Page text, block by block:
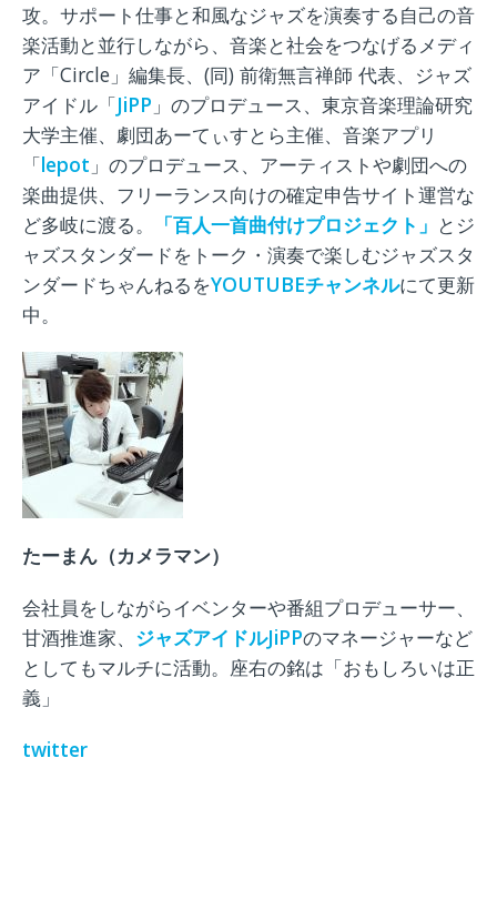
攻。サポート仕事と和風なジャズを演奏する自己の音
楽活動と並行しながら、音楽と社会をつなげるメディ
ア「Circle」編集長、(同) 前衛無言禅師 代表、ジャズ
アイドル「JiPP 」のプロデュース、東京音楽理論研究
大学主催、劇団あーてぃすとら主催、音楽アプリ
「lepot 」のプロデュース、アーティストや劇団への
楽曲提供、フリーランス向けの確定申告サイト運営な
ど多岐に渡る。
「百人一首曲付けプロジェクト 」 とジ
ャズスタンダードをトーク・演奏で楽しむジャズスタ
ンダードちゃんねるをYOUTUBEチャンネルにて更新
中。
たーまん（カメラマン）
会社員をしながらイベンターや番組プロデューサー、
甘酒推進家、 ジャズアイドルJiPPのマネージャーなど
としてもマルチに活動。座右の銘は「おもしろいは正
義」
twitter